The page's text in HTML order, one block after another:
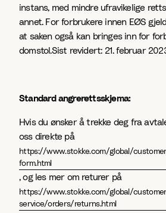
instans, med mindre ufravikelige
annet. For forbrukere innen EØS
at saken også kan bringes inn for
domstol.Sist revidert: 21. februar
Standard angrerettsskjema:
Hvis du ønsker å trekke deg fra
oss direkte på
https://www.stokke.com/global/
form.html
, og les mer om returer på
https://www.stokke.com/global/
service/orders/returns.html